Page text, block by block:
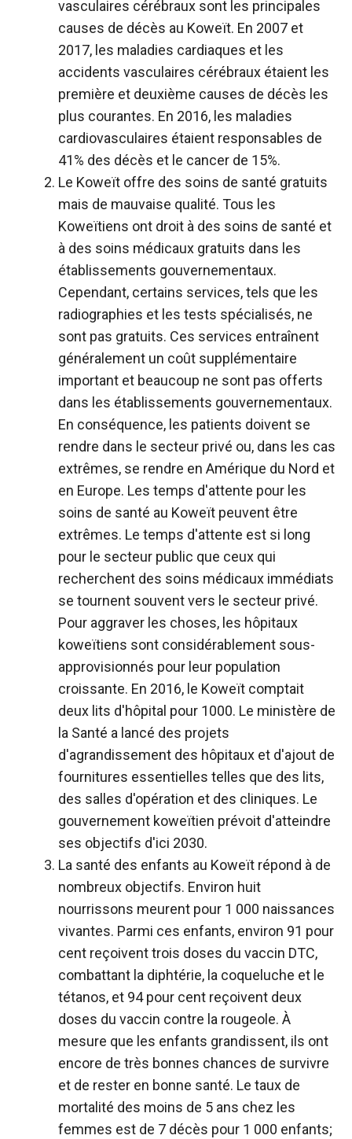
vasculaires cérébraux sont les principales
causes de décès au Koweït. En 2007 et
2017, les maladies cardiaques et les
accidents vasculaires cérébraux étaient les
première et deuxième causes de décès les
plus courantes. En 2016, les maladies
cardiovasculaires étaient responsables de
41% des décès et le cancer de 15%.
Le Koweït offre des soins de santé gratuits
mais de mauvaise qualité. Tous les
Koweïtiens ont droit à des soins de santé et
à des soins médicaux gratuits dans les
établissements gouvernementaux.
Cependant, certains services, tels que les
radiographies et les tests spécialisés, ne
sont pas gratuits. Ces services entraînent
généralement un coût supplémentaire
important et beaucoup ne sont pas offerts
dans les établissements gouvernementaux.
En conséquence, les patients doivent se
rendre dans le secteur privé ou, dans les cas
extrêmes, se rendre en Amérique du Nord et
en Europe. Les temps d'attente pour les
soins de santé au Koweït peuvent être
extrêmes. Le temps d'attente est si long
pour le secteur public que ceux qui
recherchent des soins médicaux immédiats
se tournent souvent vers le secteur privé.
Pour aggraver les choses, les hôpitaux
koweïtiens sont considérablement sous-
approvisionnés pour leur population
croissante. En 2016, le Koweït comptait
deux lits d'hôpital pour 1000. Le ministère de
la Santé a lancé des projets
d'agrandissement des hôpitaux et d'ajout de
fournitures essentielles telles que des lits,
des salles d'opération et des cliniques. Le
gouvernement koweïtien prévoit d'atteindre
ses objectifs d'ici 2030.
La santé des enfants au Koweït répond à de
nombreux objectifs. Environ huit
nourrissons meurent pour 1 000 naissances
vivantes. Parmi ces enfants, environ 91 pour
cent reçoivent trois doses du vaccin DTC,
combattant la diphtérie, la coqueluche et le
tétanos, et 94 pour cent reçoivent deux
doses du vaccin contre la rougeole. À
mesure que les enfants grandissent, ils ont
encore de très bonnes chances de survivre
et de rester en bonne santé. Le taux de
mortalité des moins de 5 ans chez les
femmes est de 7 décès pour 1 000 enfants;